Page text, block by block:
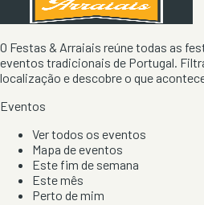
O Festas & Arraiais reúne todas as
eventos tradicionais de Portugal.
localização e descobre o que
Eventos
Ver todos os eventos
Mapa de eventos
Este fim de semana
Este mês
Perto de mim